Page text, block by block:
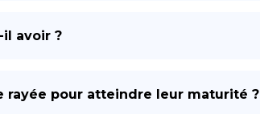
avoir ?
rayée pour atteindre leur maturité ?